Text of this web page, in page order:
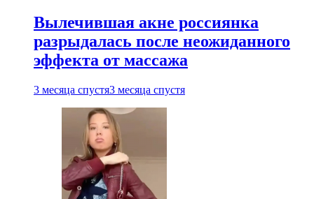
Вылечившая акне россиянка
разрыдалась после неожиданного
эффекта от массажа
3 месяца спустя3 месяца спустя